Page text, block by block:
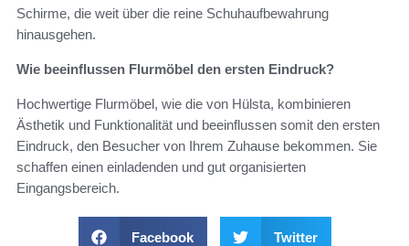
Schirme, die weit über die reine Schuhaufbewahrung
hinausgehen.
Wie beeinflussen Flurmöbel den ersten Eindruck?
Hochwertige Flurmöbel, wie die von Hülsta, kombinieren
Ästhetik und Funktionalität und beeinflussen somit den ersten
Eindruck, den Besucher von Ihrem Zuhause bekommen. Sie
schaffen einen einladenden und gut organisierten
Eingangsbereich.
Facebook Twitter